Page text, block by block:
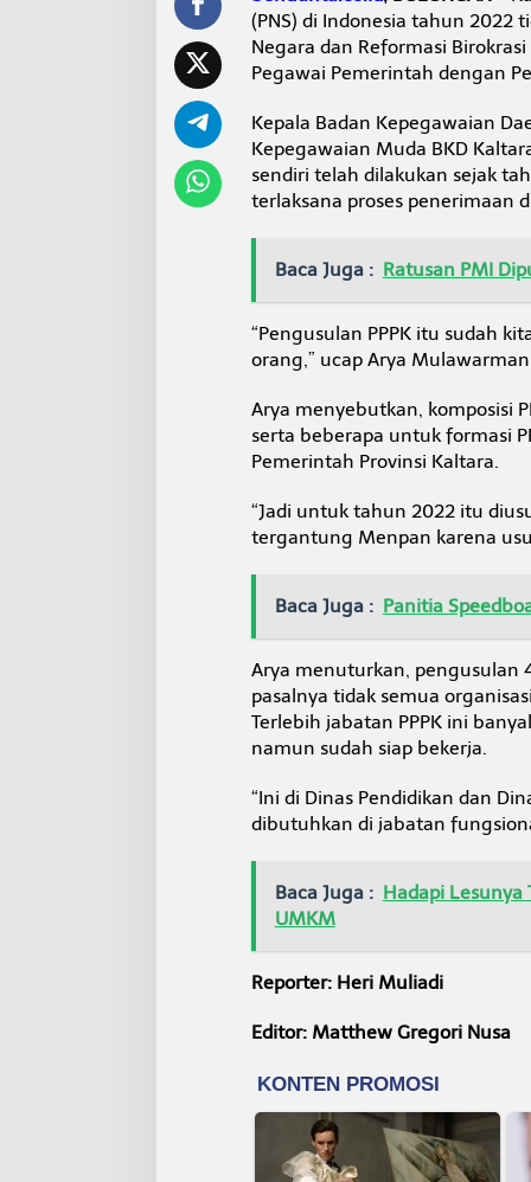
n
2
0
2
(PNS) di Indonesia tahun 2022
Negara dan Reformasi
Pegawai Pemerintah dengan
Kepala Badan Kepegawaian
Kepegawaian Muda BKD
sendiri telah dilakukan sejak
terlaksana proses penerimaan
Baca Juga : Ratusan PMI
“Pengusulan PPPK itu sudah
orang,” ucap Arya
Arya menyebutkan, komposisi
serta beberapa untuk formasi
Pemerintah Provinsi Kaltara.
“Jadi untuk tahun 2022 itu
tergantung Menpan karena
Baca Juga : Panitia
Arya menuturkan, pengusulan
pasalnya tidak semua
Terlebih jabatan PPPK ini
namun sudah siap bekerja.
“Ini di Dinas Pendidikan dan
dibutuhkan di jabatan
Baca Juga : Hadapi
UMKM
Reporter: Heri Muliadi
Editor: Matthew Gregori Nusa